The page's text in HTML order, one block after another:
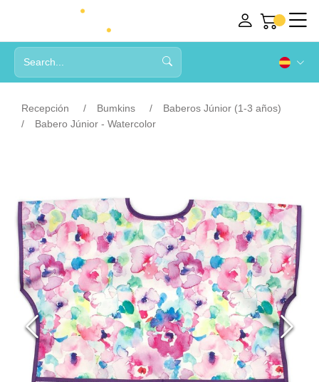
Recepción Bumkins
Baberos Júnior (1-3 años)
Babero Júnior - Watercolor